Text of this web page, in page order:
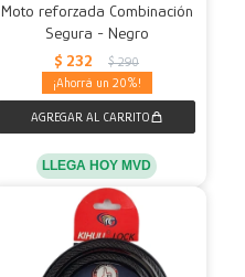
Moto reforzada Combinación
Segura - Negro
$ 232 $ 290
20
LLEGA HOY MVD